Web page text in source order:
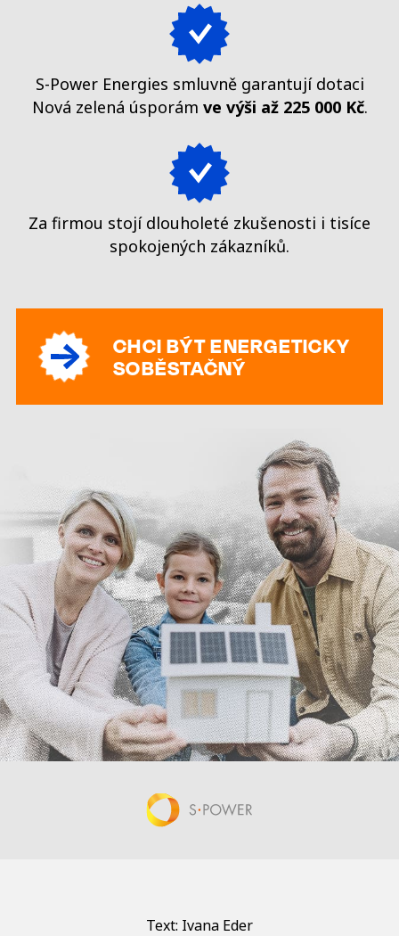
S-Power Energies smluvně garantují dotaci
Nová zelená úsporám ve výši až 225 000 Kč.
Za firmou stojí dlouholeté zkušenosti i tisíce
spokojených zákazníků.
CHCI BÝT ENERGETICKY
SOBĚSTAČNÝ
Text: Ivana Eder